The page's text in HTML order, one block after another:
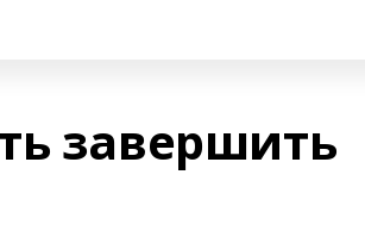
завершить